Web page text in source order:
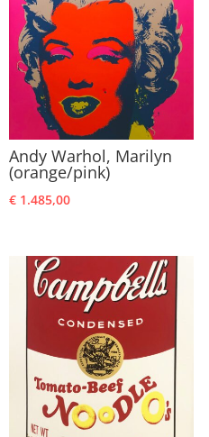
Andy Warhol, Marilyn
(orange/pink)
€ 1.485,00